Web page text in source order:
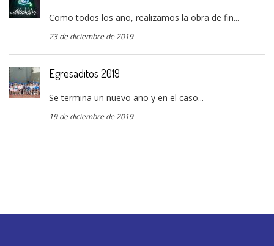
Como todos los año, realizamos la obra de fin...
23 de diciembre de 2019
Egresaditos 2019
Se termina un nuevo año y en el caso...
19 de diciembre de 2019